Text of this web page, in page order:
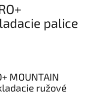
palice
MOUNTAIN
ružové